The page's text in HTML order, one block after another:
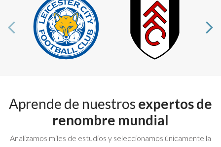
Aprende de nuestros expertos de
renombre mundial
Analizamos miles de estudios y seleccionamos únicamente la